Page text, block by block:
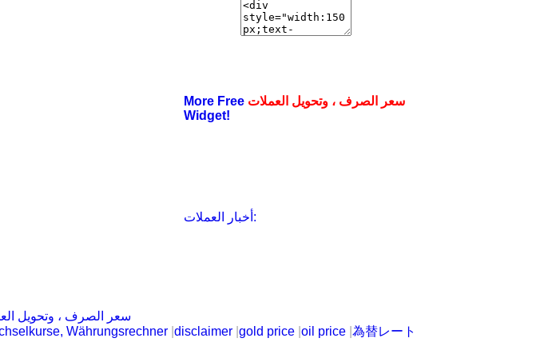
More Free سعر الصرف ، وتحويل العملات
Widget!
أخبار العملات:
سعر الصرف ، وتحويل
Währungsrechner| disclaimer| gold price| oil price| 為替レート